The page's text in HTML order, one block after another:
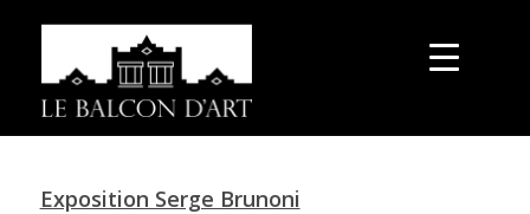
Exposition Serge Brunoni